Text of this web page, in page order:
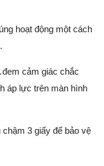
hoạt động một cách
cảm giác chắc
áp lực trên màn hình
3 giấy để bảo vệ